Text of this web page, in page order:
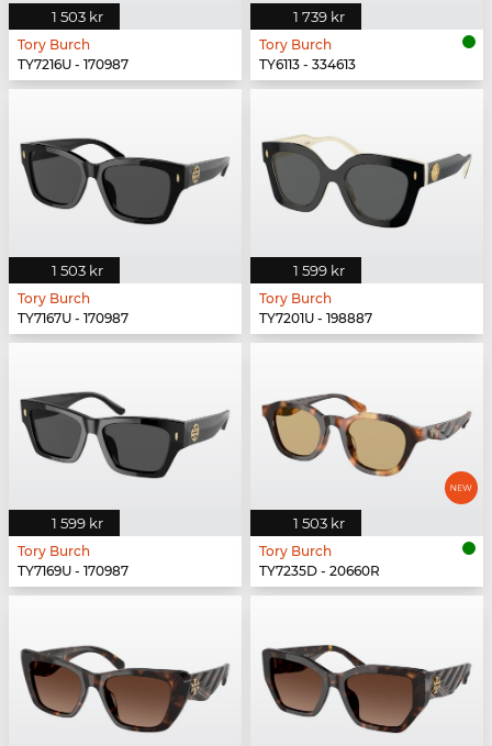
1 503 kr
Tory Burch
TY7216U - 170987
1 739 kr
Tory Burch
TY6113 - 334613
1 503 kr
Tory Burch
TY7167U - 170987
1 599 kr
Tory Burch
TY7201U - 198887
1 599 kr
Tory Burch
TY7169U - 170987
1 503 kr
Tory Burch
TY7235D - 20660R